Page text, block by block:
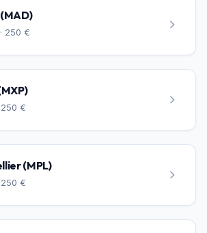
250 €
250 €
(MPL)
250 €